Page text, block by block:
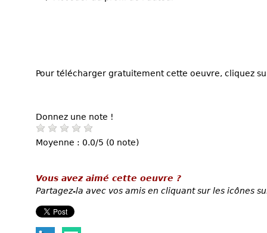
Pour télécharger gratuitement cette oeuvre, cliquez
Donnez une note !
Moyenne : 0.0/5 (0 note)
Vous avez aimé cette oeuvre ?
Partagez-la avec vos amis en cliquant sur les icônes